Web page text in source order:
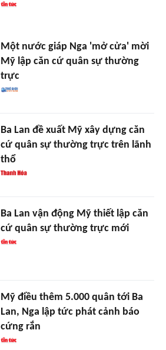
Một nước giáp Nga 'mở cửa' mời
Mỹ lập căn cứ quân sự thường
trực
Ba Lan đề xuất Mỹ xây dựng căn
cứ quân sự thường trực trên lãnh
thổ
Ba Lan vận động Mỹ thiết lập căn
cứ quân sự thường trực mới
Mỹ điều thêm 5.000 quân tới Ba
Lan, Nga lập tức phát cảnh báo
cứng rắn